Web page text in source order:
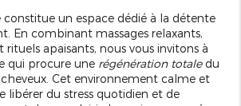
constitue un espace dédié à la détente
En combinant massages relaxants,
rituels apaisants, nous vous invitons à
qui procure une régénération totaledu
Cet environnement calme et
libérer du stress quotidien et de